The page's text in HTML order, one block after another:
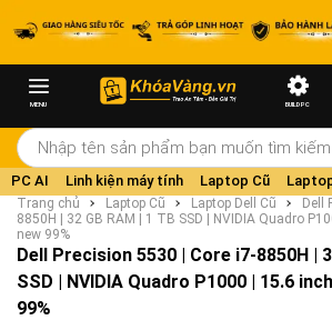
MENU BUILD PC
PC AI Linh kiện máy tính Laptop Cũ
Trang chủ Laptop Cũ Laptop Dell Cũ
Dell
8850H | 32 GB RAM | 1 TB SSD | NVIDIA Quadro
new 99%
Dell Precision 5530 | Core i7-8850H |
SSD | NVIDIA Quadro P1000 | 15.6
99%